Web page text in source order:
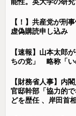
【！】共産党が刑
虚偽購読申し込み
【速報】山本太郎
ちの党」 略称「い
【財務省人事】内
官邸幹部「協力的
どを歴任 、岸田首